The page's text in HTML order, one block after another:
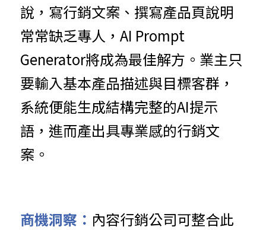
說，寫行銷文案、撰寫產品頁說明
常常缺乏專人，AI Prompt
Generator將成為最佳解方。業主只
要輸入基本產品描述與目標客群，
系統便能生成結構完整的AI提示
語，進而產出具專業感的行銷文
案。
商機洞察： 內容行銷公司可整合此